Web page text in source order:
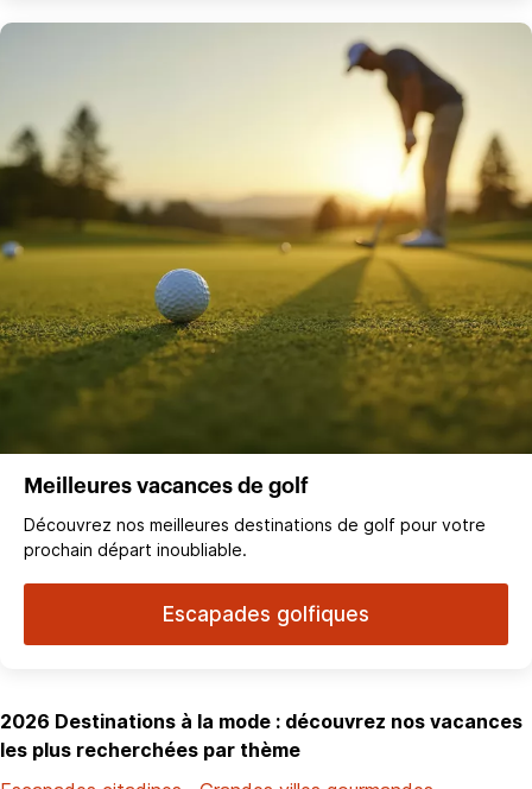
Meilleures vacances de golf
Découvrez nos meilleures destinations de golf pour votre
prochain départ inoubliable.
Escapades golfiques
2026 Destinations à la mode : découvrez nos vacances
les plus recherchées par thème